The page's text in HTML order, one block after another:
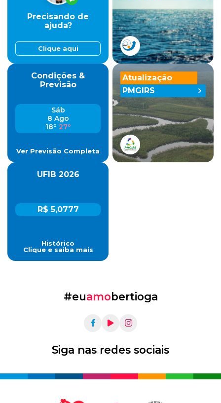
Precisando de
ajuda?
Clique aqui
Condições &
Previsão
Sáb
8 Ago
18º 27º
Ver Previsão Completa
UFIB 2026
R$ 5,0777
Histórico
Clique e saiba mais
Atualização
PMGIRS
#euamobertioga
Siga nas redes sociais